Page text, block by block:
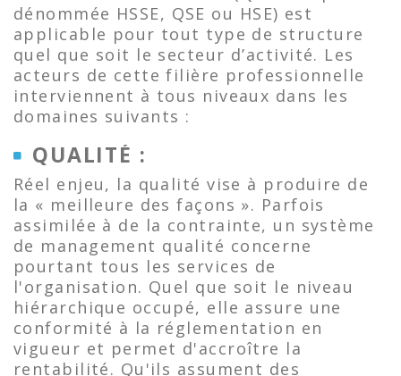
dénommée HSSE, QSE ou HSE) est
applicable pour tout type de structure
quel que soit le secteur d’activité. Les
acteurs de cette filière professionnelle
interviennent à tous niveaux dans les
domaines suivants :
QUALITÉ :
Réel enjeu, la qualité vise à produire de
la « meilleure des façons ». Parfois
assimilée à de la contrainte, un système
de management qualité concerne
pourtant tous les services de
l'organisation. Quel que soit le niveau
hiérarchique occupé, elle assure une
conformité à la réglementation en
vigueur et permet d'accroître la
rentabilité. Qu'ils assument des